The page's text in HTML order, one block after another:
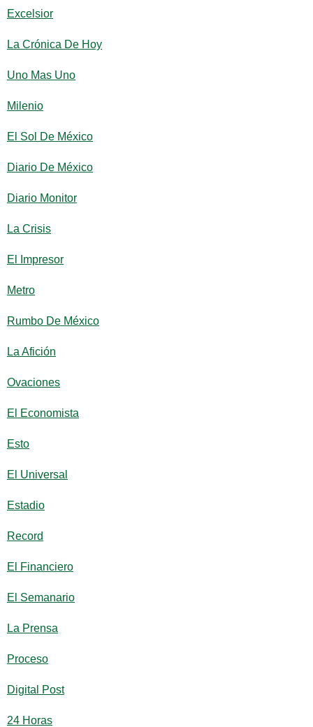
Excelsior
La Crónica De Hoy
Uno Mas Uno
Milenio
El Sol De México
Diario De México
Diario Monitor
La Crisis
El Impresor
Metro
Rumbo De México
La Afición
Ovaciones
El Economista
Esto
El Universal
Estadio
Record
El Financiero
El Semanario
La Prensa
Proceso
Digital Post
24 Horas